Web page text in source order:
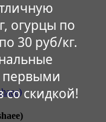
огурцы по
30 руб/кг.
первыми
со скидкой!